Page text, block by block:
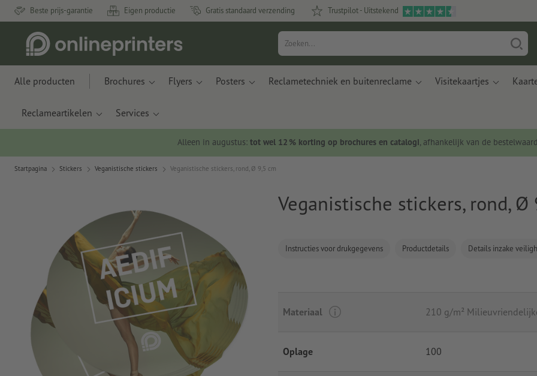
Beste prijs-garantie Eigen productie Gratis standaard verzending Trustpilot - Uitstekend
Alle producten Brochures Flyers Posters Reclametechniek en buitenreclame Visitekaartjes
Reclameartikelen Services
Alleen in augustus: tot wel 12 % korting op brochures en catalogi, afhankelijk van de
Startpagina Stickers Veganistische stickers Veganistische stickers, rond, Ø 9,5 cm
Veganistische stickers, rond, Ø
Instructies voor drukgegevens Productdetails Details inzake
Materiaal 210 g/m²
Oplage 100